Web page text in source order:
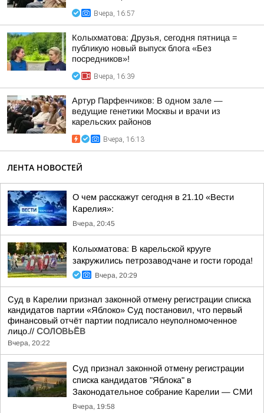
Вчера, 16:57
Колыхматова: Друзья, сегодня пятница =
публикую новый выпуск блога «Без
посредников»!
Вчера, 16:39
Артур Парфенчиков: В одном зале —
ведущие генетики Москвы и врачи из
карельских районов
Вчера, 16:13
ЛЕНТА НОВОСТЕЙ
О чем расскажут сегодня в 21.10 «Вести
Карелия»:
Вчера, 20:45
Колыхматова: В карельской крууге
закружились петрозаводчане и гости города!
Вчера, 20:29
Суд в Карелии признал законной отмену регистрации списка
кандидатов партии «Яблоко» Суд постановил, что первый
финансовый отчёт партии подписало неуполномоченное
лицо.// СОЛОВЬЁВ
Вчера, 20:22
Суд признал законной отмену регистрации
списка кандидатов "Яблока" в
Законодательное собрание Карелии — СМИ
Вчера, 19:58